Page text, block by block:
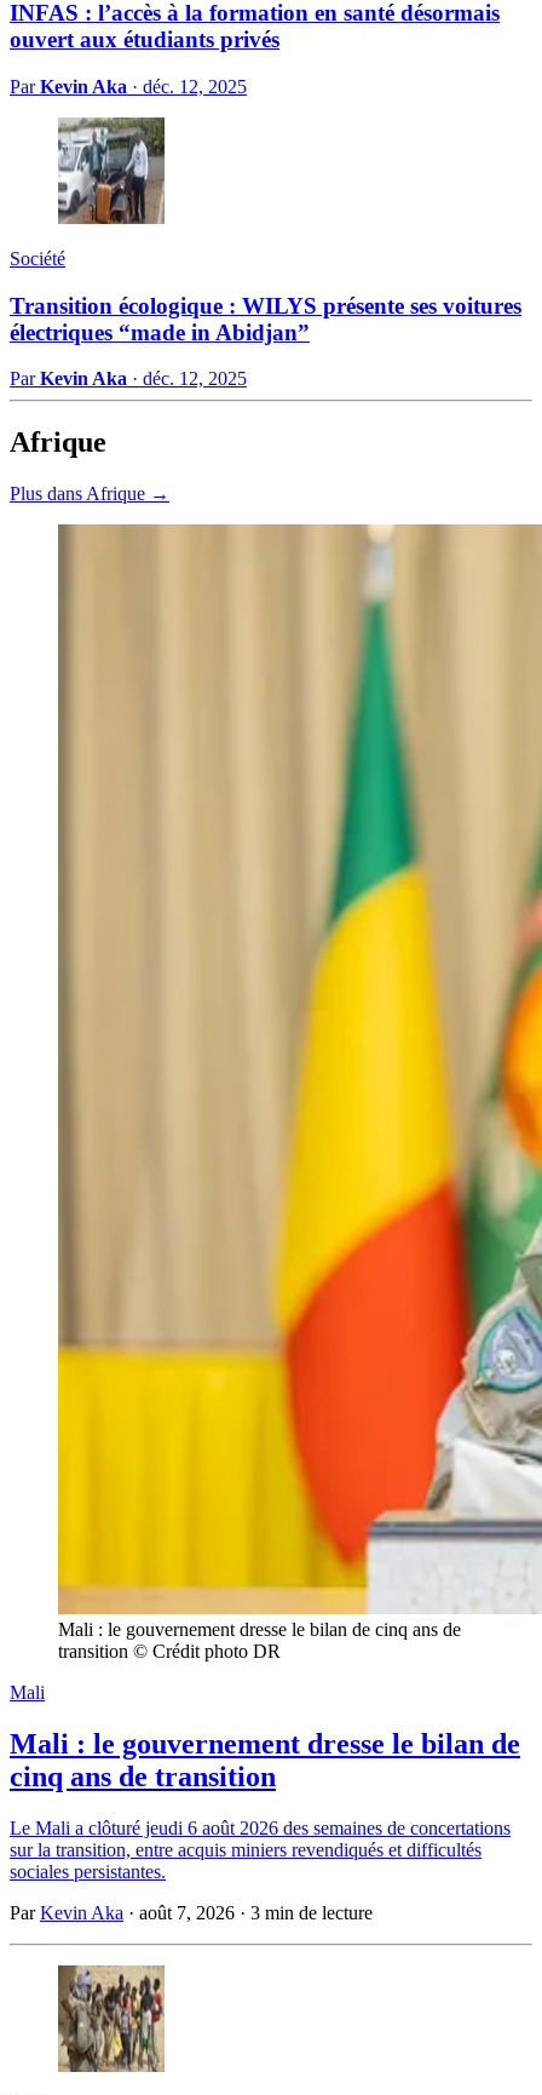
INFAS : l’accès à la formation en santé désormais
ouvert aux étudiants privés
ParKevin Aka · déc. 12, 2025
Société
Transition écologique : WILYS présente ses voitures
électriques “made in Abidjan”
ParKevin Aka · déc. 12, 2025
Afrique
Plus dans Afrique →
Mali : le gouvernement dresse le bilan de cinq ans de
transition © Crédit photo DR
Mali
Mali : le gouvernement dresse le bilan de
cinq ans de transition
Le Mali a clôturé jeudi 6 août 2026 des semaines de concertations
sur la transition, entre acquis miniers revendiqués et difficultés
sociales persistantes.
ParKevin Aka · août 7, 2026 · 3 min de lecture